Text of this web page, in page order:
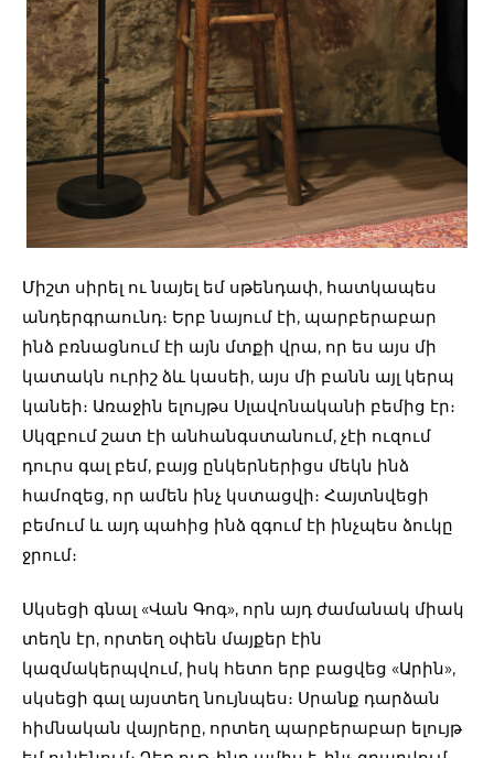
Միշտ սիրել ու նայել եմ սթենդափ, հատկապես
անդերգրաունդ։ Երբ նայում էի, պարբերաբար
ինձ բռնացնում էի այն մտքի վրա, որ ես այս մի
կատակն ուրիշ ձև կասեի, այս մի բանն այլ կերպ
կանեի։ Առաջին ելույթս Սլավոնականի բեմից էր։
Սկզբում շատ էի անհանգստանում, չէի ուզում
դուրս գալ բեմ, բայց ընկերներիցս մեկն ինձ
համոզեց, որ ամեն ինչ կստացվի։ Հայտնվեցի
բեմում և այդ պահից ինձ զգում էի ինչպես ձուկը
ջրում։
Սկսեցի գնալ «Վան Գոգ», որն այդ ժամանակ միակ
տեղն էր, որտեղ օփեն մայքեր էին
կազմակերպվում, իսկ հետո երբ բացվեց «Արին»,
սկսեցի գալ այստեղ նույնպես։ Սրանք դարձան
հիմնական վայրերը, որտեղ պարբերաբար ելույթ